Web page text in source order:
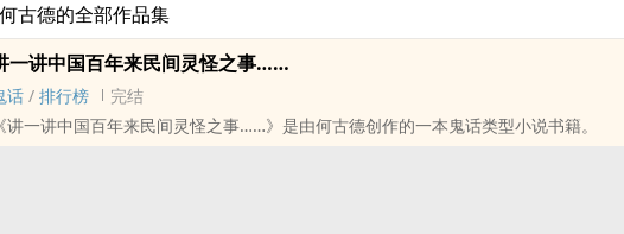
何古德的全部作品集
一讲中国百年来民间灵怪之事……
话 / 排行榜
完结
《讲一讲中国百年来民间灵怪之事……》是由何古德创作的一本鬼话类型小说书籍。